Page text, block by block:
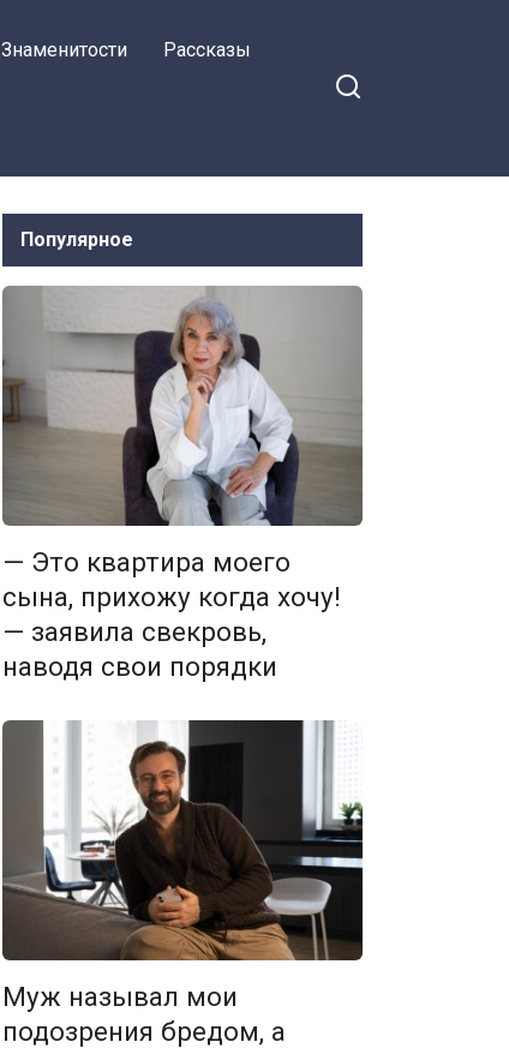
Знаменитости Рассказы
Популярное
— Это квартира моего
сына, прихожу когда хочу!
— заявила свекровь,
наводя свои порядки
Муж называл мои
подозрения бредом, а